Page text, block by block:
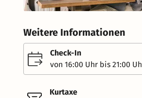
Weitere Informationen
Check-In
von 16:00 Uhr bis 21:00
Kurtaxe